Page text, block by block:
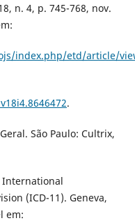
n. 4, p. 745-768, nov.
index.php/etd/article/
.
São Paulo: Cultrix,
International
(ICD-11). Geneva,
em: